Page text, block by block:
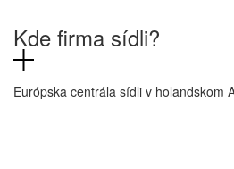
Kde firma sídli?
Európska centrála sídli v holandskom